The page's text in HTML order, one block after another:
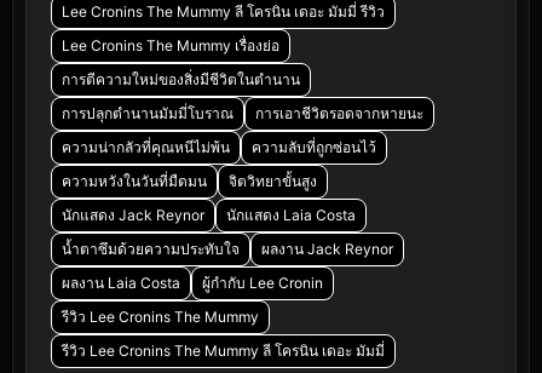
Lee Cronins The Mummy ลี โครนิน เดอะ มัมมี่ รีวิว
Lee Cronins The Mummy เรื่องย่อ
การตีความใหม่ของสิ่งมีชีวิตในตำนาน
การปลุกตำนานมัมมี่โบราณ
การเอาชีวิตรอดจากหายนะ
ความน่ากลัวที่คุณหนีไม่พ้น
ความลับที่ถูกซ่อนไว้
ความหวังในวันที่มืดมน
จิตวิทยาขั้นสูง
นักแสดง Jack Reynor
นักแสดง Laia Costa
น้ำตาซึมด้วยความประทับใจ
ผลงาน Jack Reynor
ผลงาน Laia Costa
ผู้กำกับ Lee Cronin
รีวิว Lee Cronins The Mummy
รีวิว Lee Cronins The Mummy ลี โครนิน เดอะ มัมมี่